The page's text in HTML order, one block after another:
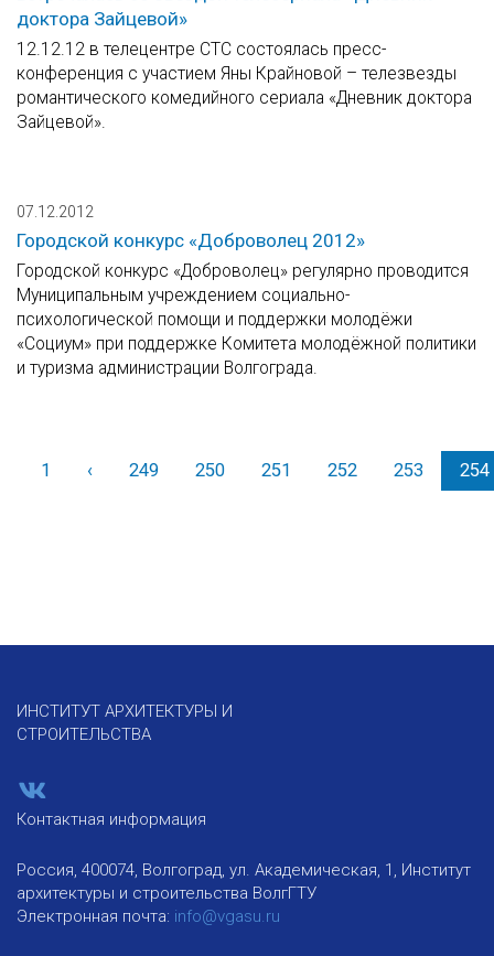
доктора Зайцевой»
12.12.12 в телецентре СТС состоялась пресс-
конференция с участием Яны Крайновой – телезвезды
романтического комедийного сериала «Дневник доктора
Зайцевой».
07.12.2012
Городской конкурс «Доброволец 2012»
Городской конкурс «Доброволец» регулярно проводится
Муниципальным учреждением социально-
психологической помощи и поддержки молодёжи
«Социум» при поддержке Комитета молодёжной политики
и туризма администрации Волгограда.
1 ‹Назад249 250 251 252 253 254
ИНСТИТУТ АРХИТЕКТУРЫ И
СТРОИТЕЛЬСТВА
Контактная информация
Россия, 400074, Волгоград, ул. Академическая, 1, Институт
архитектуры и строительства ВолгГТУ
Электронная почта: info@vgasu.ru